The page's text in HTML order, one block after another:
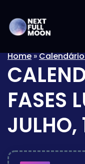
Home»
FASES
JULHO,